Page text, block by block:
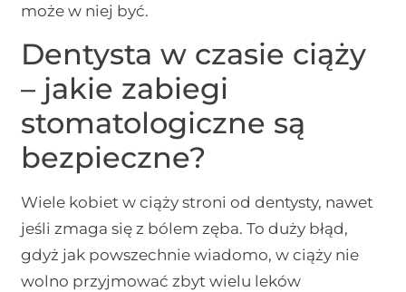
może w niej być.
Dentysta w czasie ciąży
– jakie zabiegi
stomatologiczne są
bezpieczne?
Wiele kobiet w ciąży stroni od dentysty, nawet
jeśli zmaga się z bólem zęba. To duży błąd,
gdyż jak powszechnie wiadomo, w ciąży nie
wolno przyjmować zbyt wielu leków